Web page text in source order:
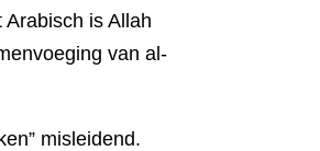
is Allah
van al-
misleidend.